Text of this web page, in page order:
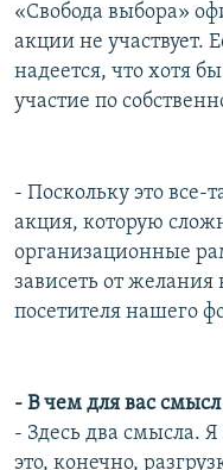
«Свобода выбора»
акции не участвует.
надеется, что хотя
участие по
- Поскольку это все-
акция, которую
организационные
зависеть от желания
посетителя нашего
- В чем для вас
- Здесь два смысла.
это, конечно,